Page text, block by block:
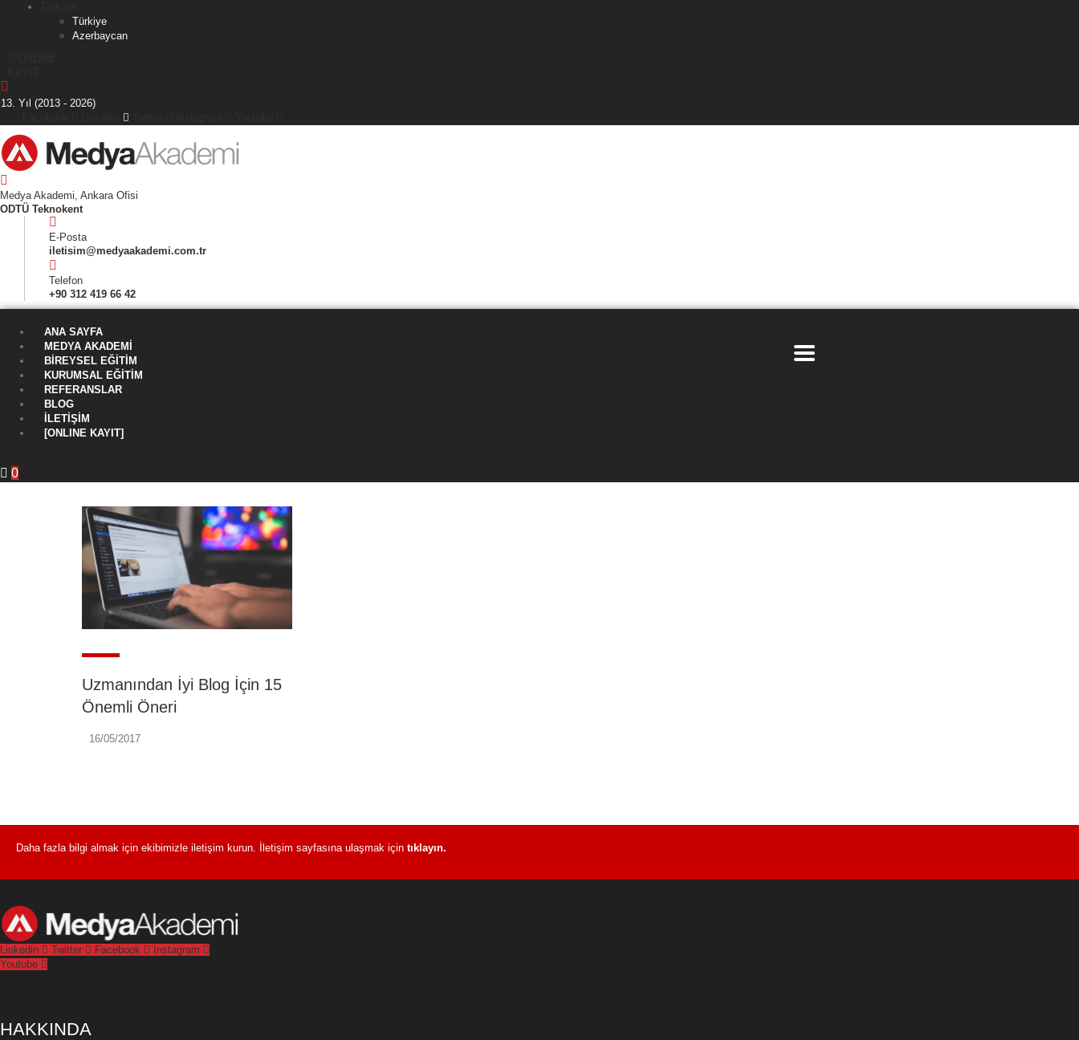
Türkiye
Azerbaycan
13. Yıl (2013 - 2026)
Medya Akademi, Ankara Ofisi
ODTÜ Teknokent
E-Posta
iletisim@medyaakademi.com.tr
Telefon
+90 312 419 66 42
ANA SAYFA
MEDYA AKADEMI
BIREYSEL EĞITIM
KURUMSAL EĞITIM
REFERANSLAR
BLOG
İLETIŞIM
[ONLINE KAYIT]
0
Uzmanından İyi Blog İçin 15
Önemli Öneri
16/05/2017
Daha fazla bilgi almak için ekibimizle iletişim kurun. İletişim sayfasına ulaşmak için tıklayın.
Linkedin Twitter Facebook
Instagram
Youtube
HAKKINDA